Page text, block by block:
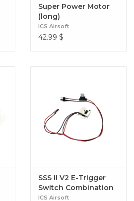
Super Power Motor
(long)
ICS Airsoft
42.99 $
SSS II V2 E-Trigger
Switch Combination
Parts
ICS Airsoft